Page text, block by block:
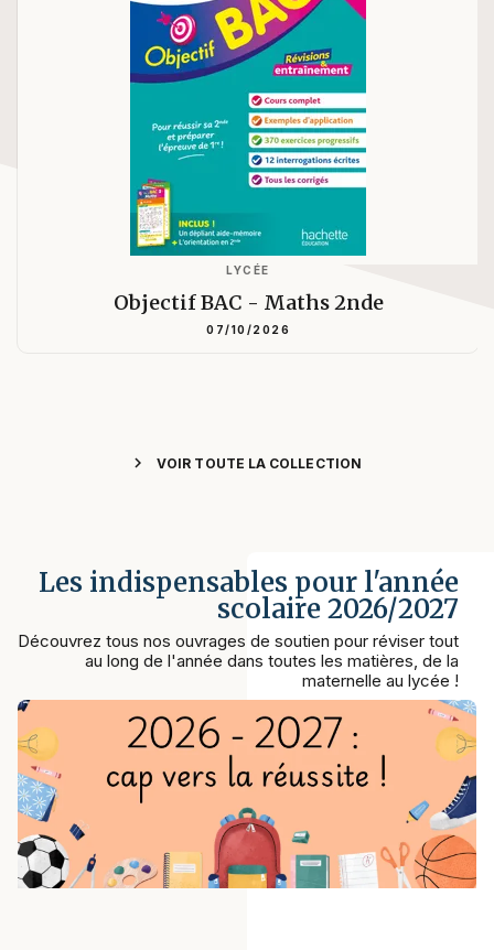
LYCÉE
Objectif BAC - Maths 2nde
07/10/2026
chevron_right VOIR TOUTE LA COLLECTION
Les indispensables pour l'année
scolaire 2026/2027
Découvrez tous nos ouvrages de soutien pour réviser tout
au long de l'année dans toutes les matières, de la
maternelle au lycée !